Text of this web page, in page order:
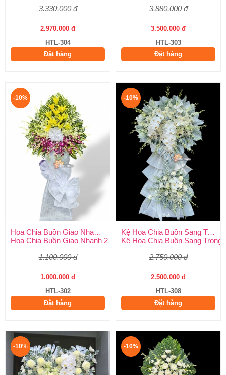
3.330.000 đ
2.970.000 đ
HTL-304
Đặt hàng
3.880.000 đ
3.500.000 đ
HTL-303
Đặt hàng
-10%
Hoa Chia Buồn Giao Nhanh 2 Giờ
Hoa Chia Buồn Giao Nhanh 2 Giờ – Dịch Vụ Uy Tín Tại Huy
1.100.000 đ
1.000.000 đ
HTL-302
Đặt hàng
-10%
Kệ Hoa Chia Buồn Sang Trọng
Kệ Hoa Chia Buồn Sang
2.750.000 đ
2.500.000 đ
HTL-308
Đặt hàng
-10% -10%